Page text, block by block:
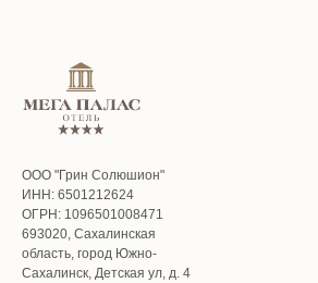
ООО "Грин Солюшион"
ИНН: 6501212624
ОГРН: 1096501008471
693020, Сахалинская
область, город Южно-
Сахалинск, Детская ул, д. 4